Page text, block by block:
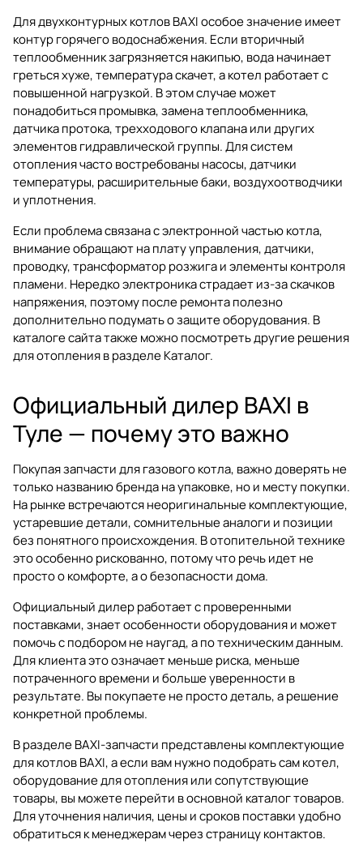
Для двухконтурных котлов BAXI особое значение имеет
контур горячего водоснабжения. Если вторичный
теплообменник загрязняется накипью, вода начинает
греться хуже, температура скачет, а котел работает с
повышенной нагрузкой. В этом случае может
понадобиться промывка, замена теплообменника,
датчика протока, трехходового клапана или других
элементов гидравлической группы. Для систем
отопления часто востребованы насосы, датчики
температуры, расширительные баки, воздухоотводчики
и уплотнения.
Если проблема связана с электронной частью котла,
внимание обращают на плату управления, датчики,
проводку, трансформатор розжига и элементы контроля
пламени. Нередко электроника страдает из-за скачков
напряжения, поэтому после ремонта полезно
дополнительно подумать о защите оборудования. В
каталоге сайта также можно посмотреть другие решения
для отопления в разделеКаталог.
Официальный дилер BAXI в
Туле — почему это важно
Покупая запчасти для газового котла, важно доверять не
только названию бренда на упаковке, но и месту покупки.
На рынке встречаются неоригинальные комплектующие,
устаревшие детали, сомнительные аналоги и позиции
без понятного происхождения. В отопительной технике
это особенно рискованно, потому что речь идет не
просто о комфорте, а о безопасности дома.
Официальный дилер работает с проверенными
поставками, знает особенности оборудования и может
помочь с подбором не наугад, а по техническим данным.
Для клиента это означает меньше риска, меньше
потраченного времени и больше уверенности в
результате. Вы покупаете не просто деталь, а решение
конкретной проблемы.
В разделеBAXI-запчасти представлены комплектующие
для котлов BAXI, а если вам нужно подобрать сам котел,
оборудование для отопления или сопутствующие
товары, вы можете перейти в основной каталог товаров.
Для уточнения наличия, цены и сроков поставки удобно
обратиться к менеджерам через страницуконтактов.